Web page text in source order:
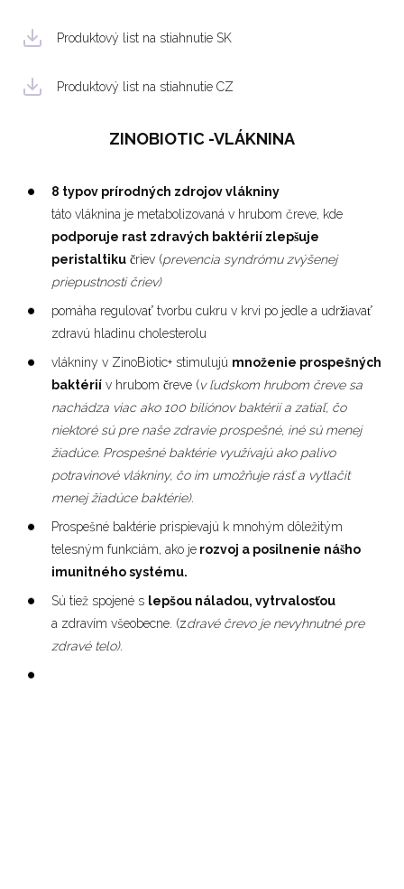
Produktový list na stiahnutie SK
Produktový list na stiahnutie CZ
ZINOBIOTIC -VLÁKNINA
8 typov prírodných zdrojov vlákniny
táto vláknina je metabolizovaná v hrubom čreve, kde
podporuje rast zdravých baktérií zlepšuje
peristaltiku čriev (prevencia syndrómu zvýšenej
priepustnosti čriev)
pomáha regulovať tvorbu cukru v krvi po jedle a udržiavať
zdravú hladinu cholesterolu
vlákniny v ZinoBiotic+ stimulujú množenie prospešných
baktérií v hrubom čreve (v ľudskom hrubom čreve sa
nachádza viac ako 100 biliónov baktérií a zatiaľ, čo
niektoré sú pre naše zdravie prospešné, iné sú menej
žiadúce. Prospešné baktérie využívajú ako palivo
potravinové vlákniny, čo im umožňuje rásť a vytlačit
menej žiadúce baktérie).
Prospešné baktérie prispievajú k mnohým dôležitým
telesným funkciám, ako je rozvoj a posilnenie nášho
imunitného systému.
Sú tiež spojené s lepšou náladou, vytrvalosťou
a zdravím všeobecne. (zdravé črevo je nevyhnutné pre
zdravé telo).